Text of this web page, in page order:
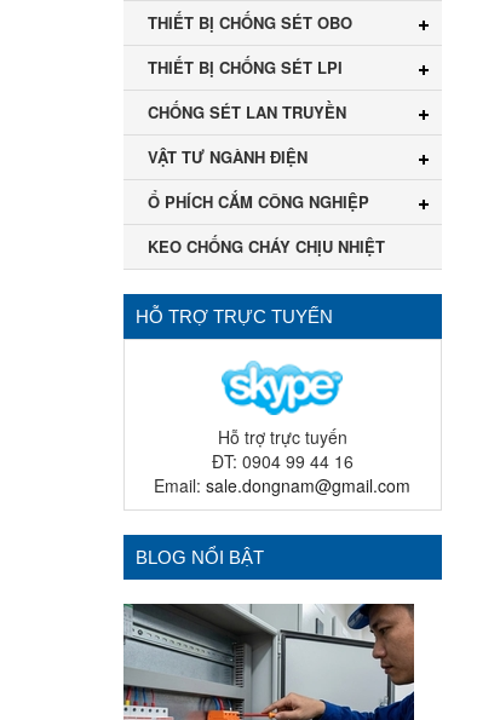
THIẾT BỊ CHỐNG SÉT OBO
THIẾT BỊ CHỐNG SÉT LPI
CHỐNG SÉT LAN TRUYỀN
VẬT TƯ NGÀNH ĐIỆN
Ổ PHÍCH CẮM CÔNG NGHIỆP
KEO CHỐNG CHÁY CHỊU NHIỆT
HỖ TRỢ TRỰC TUYẾN
Hỗ trợ trực tuyến
ĐT: 0904 99 44 16
Email:sale.dongnam@gmail.com
BLOG NỔI BẬT